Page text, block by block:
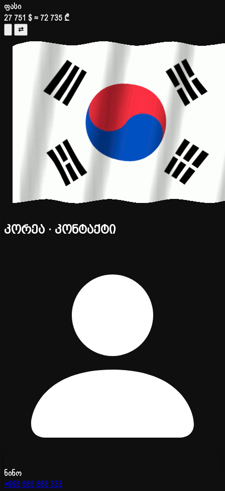
ფასი
27 751 $≈ 72 735 ₾
⇄
კორეა · კონტაქტი
ნინო
+995 585 888 333